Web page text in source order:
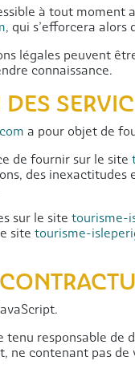
à tout
, qui s’efforcera
légales peuvent
connaissance.
a pour objet de
de fournir sur le site
des
sur le site tourisme-
site tourisme-
responsable de
ne contenant pas